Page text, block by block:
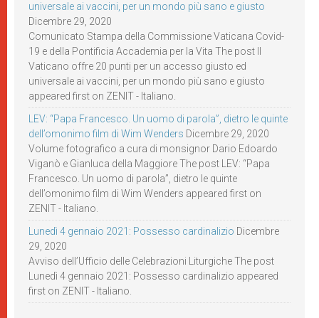
universale ai vaccini, per un mondo più sano e giusto
Dicembre 29, 2020
Comunicato Stampa della Commissione Vaticana Covid-
19 e della Pontificia Accademia per la Vita The post Il
Vaticano offre 20 punti per un accesso giusto ed
universale ai vaccini, per un mondo più sano e giusto
appeared first on ZENIT - Italiano.
LEV: “Papa Francesco. Un uomo di parola”, dietro le quinte
dell’omonimo film di Wim Wenders Dicembre 29, 2020
Volume fotografico a cura di monsignor Dario Edoardo
Viganò e Gianluca della Maggiore The post LEV: “Papa
Francesco. Un uomo di parola”, dietro le quinte
dell’omonimo film di Wim Wenders appeared first on
ZENIT - Italiano.
Lunedì 4 gennaio 2021: Possesso cardinalizio Dicembre
29, 2020
Avviso dell’Ufficio delle Celebrazioni Liturgiche The post
Lunedì 4 gennaio 2021: Possesso cardinalizio appeared
first on ZENIT - Italiano.